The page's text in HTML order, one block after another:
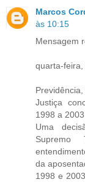
Marcos
às 10:15
Mensagem
quarta-feira,
Previdência,
Justiça
1998 a 2003
Uma
Supremo
da
1998 e